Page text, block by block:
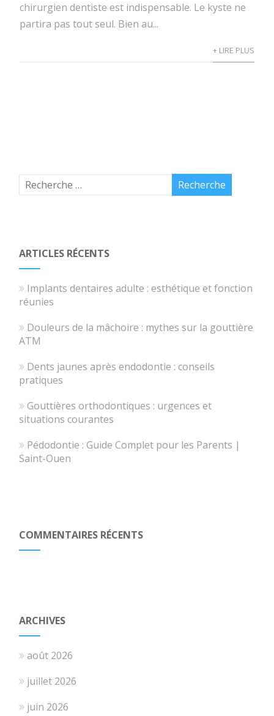
chirurgien dentiste est indispensable. Le kyste ne
partira pas tout seul. Bien au...
+ LIRE PLUS
ARTICLES RÉCENTS
Implants dentaires adulte : esthétique et fonction
réunies
Douleurs de la mâchoire : mythes sur la gouttière
ATM
Dents jaunes après endodontie : conseils
pratiques
Gouttières orthodontiques : urgences et
situations courantes
Pédodontie : Guide Complet pour les Parents |
Saint-Ouen
COMMENTAIRES RÉCENTS
ARCHIVES
août 2026
juillet 2026
juin 2026